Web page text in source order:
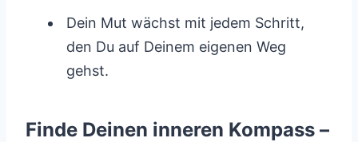
Dein Mut wächst mit jedem Schritt,
den Du auf Deinem eigenen Weg
gehst.
Finde Deinen inneren Kompass –